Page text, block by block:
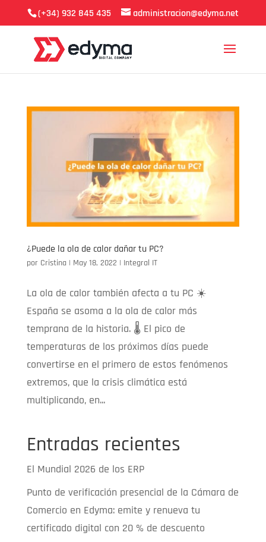
(+34) 932 845 435 administracion@edyma.net
¿Puede la ola de calor dañar tu PC?
por Cristina | May 18, 2022 | Integral IT
La ola de calor también afecta a tu PC ☀️
España se asoma a la ola de calor más
temprana de la historia. 🌡️ El pico de
temperaturas de los próximos días puede
convertirse en el primero de estos fenómenos
extremos, que la crisis climática está
multiplicando, en...
Entradas recientes
El Mundial 2026 de los ERP
Punto de verificación presencial de la Cámara de
Comercio en Edyma: emite y renueva tu
certificado digital con 20 % de descuento